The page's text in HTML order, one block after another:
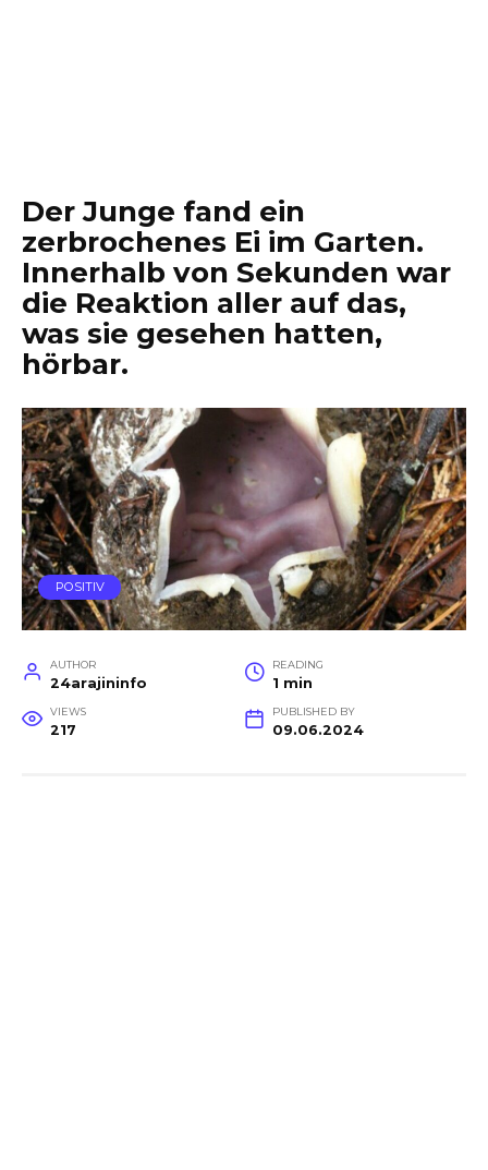
Der Junge fand ein
zerbrochenes Ei im Garten.
Innerhalb von Sekunden war
die Reaktion aller auf das,
was sie gesehen hatten,
hörbar.
POSITIV
AUTHOR
24arajininfo
READING
1 min
VIEWS
217
PUBLISHED BY
09.06.2024